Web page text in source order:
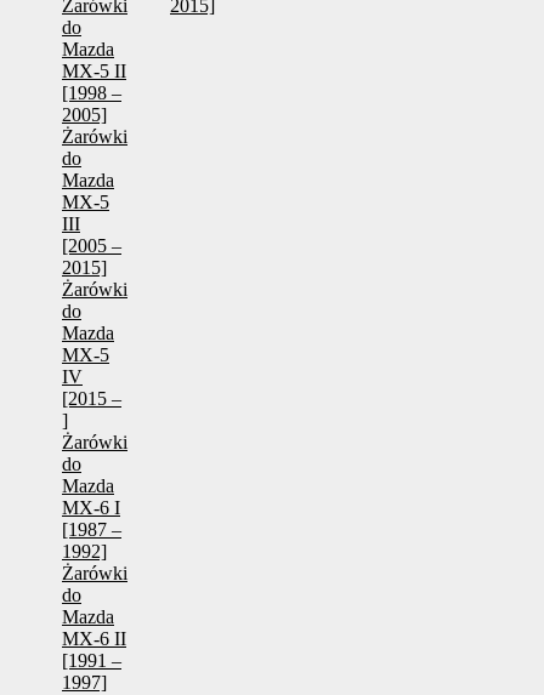
Żarówki
do
Mazda
MX-5 II
[1998 –
2005]
Żarówki
do
Mazda
MX-5
III
[2005 –
2015]
Żarówki
do
Mazda
MX-5
IV
[2015 –
]
Żarówki
do
Mazda
MX-6 I
[1987 –
1992]
Żarówki
do
Mazda
MX-6 II
[1991 –
1997]
2015]